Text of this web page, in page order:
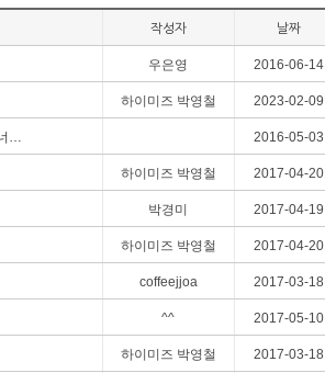
작성자 날짜
우은영 2016-06-14
하이미즈 박영철 2023-02-09
… 2016-05-03
하이미즈 박영철 2017-04-20
박경미 2017-04-19
하이미즈 박영철 2017-04-20
coffeejjoa 2017-03-18
^^ 2017-05-10
하이미즈 박영철 2017-03-18